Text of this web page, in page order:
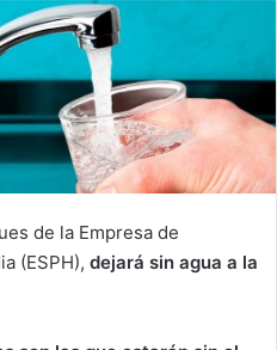
de la Empresa de
(ESPH), dejará sin agua a la